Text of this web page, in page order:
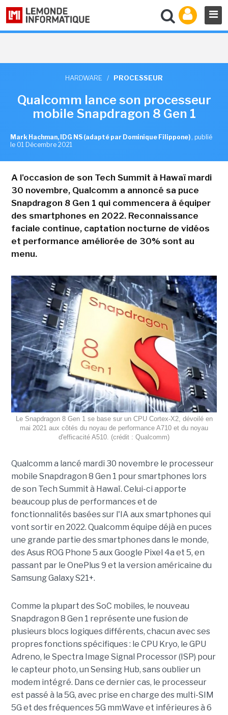
HARDWARE / PROCESSEUR
Qualcomm lance son processeur
mobile Snapdragon 8 Gen 1
Mark Hachman, IDG NS (adapté par Dominique Filippone) , publié
le 01 Décembre 2021
A l'occasion de son Tech Summit à Hawaï mardi
30 novembre, Qualcomm a annoncé sa puce
Snapdragon 8 Gen 1 qui commencera à équiper
des smartphones en 2022. Reconnaissance
faciale continue, captation nocturne de vidéos
et performance améliorée de 30% sont au
menu.
Le Snapdragon 8 Gen 1 se base sur un CPU Cortex-X2, dévoilé en
mai 2021 aux côtés du noyau de performance A710 et du noyau
d'efficacité A510. (crédit : Qualcomm)
Qualcomm a lancé mardi 30 novembre le processeur
mobile Snapdragon 8 Gen 1 pour smartphones lors
de son Tech Summit à Hawaï. Celui-ci apporte
beaucoup plus de performances et de
fonctionnalités basées sur l'IA aux smartphones qui
vont sortir en 2022. Qualcomm équipe déjà en puces
une grande partie des smartphones dans le monde,
des Asus ROG Phone 5 aux Google Pixel 4a et 5, en
passant par le OnePlus 9 et la version américaine du
Samsung Galaxy S21+.
Comme la plupart des SoC mobiles, le nouveau
Snapdragon 8 Gen 1 représente une fusion de
plusieurs blocs logiques différents, chacun avec ses
propres fonctions spécifiques : le CPU Kryo, le GPU
Adreno, le Spectra Image Signal Processor (ISP) pour
le capteur photo, un Sensing Hub, sans oublier un
modem intégré. Dans ce dernier cas, le processeur
est passé à la 5G, avec prise en charge des multi-SIM
5G et des fréquences 5G mmWave et inférieures à 6